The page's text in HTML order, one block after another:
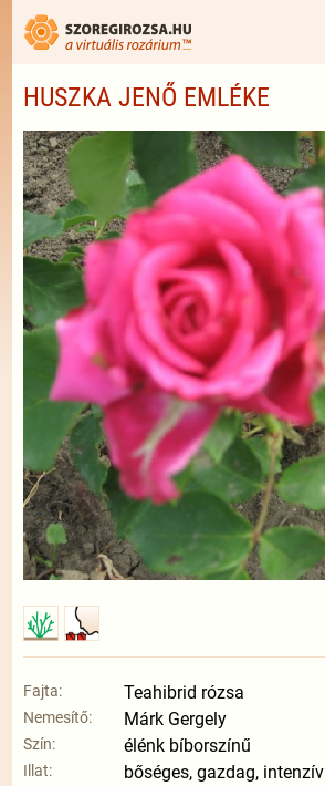
HUSZKA JENŐ EMLÉKE
Fajta: Teahibrid rózsa
Nemesítő: Márk Gergely
Szín: élénk bíborszínű
Illat: bőséges, gazdag, intenzív